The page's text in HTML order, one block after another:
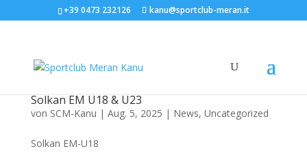
+39 0473 232126 kanu@sportclub-meran.it
Solkan EM U18 & U23
von SCM-Kanu | Aug. 5, 2025 | News, Uncategorized
Solkan EM-U18